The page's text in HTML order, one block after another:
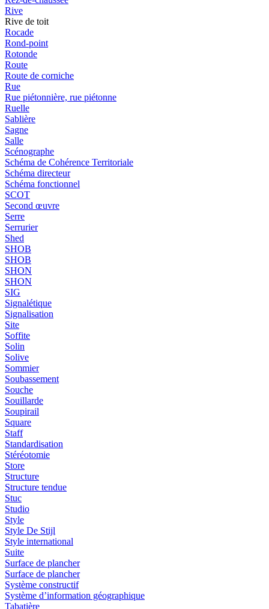
Rive
Rive de toit
Rocade
Rond-point
Rotonde
Route
Route de corniche
Rue
Rue piétonnière, rue piétonne
Ruelle
Sablière
Sagne
Salle
Scénographe
Schéma de Cohérence Territoriale
Schéma directeur
Schéma fonctionnel
SCOT
Second œuvre
Serre
Serrurier
Shed
SHOB
SHOB
SHON
SHON
SIG
Signalétique
Signalisation
Site
Soffite
Solin
Solive
Sommier
Soubassement
Souche
Souillarde
Soupirail
Square
Staff
Standardisation
Stéréotomie
Store
Structure
Structure tendue
Stuc
Studio
Style
Style De Stijl
Style international
Suite
Surface de plancher
Surface de plancher
Système constructif
Système d’information géographique
Tabatière